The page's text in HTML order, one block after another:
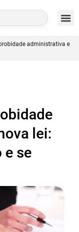
BUSCAR
administrativa e
lei:
e se